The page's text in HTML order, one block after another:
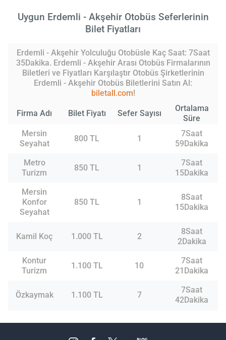
Uygun Erdemli - Akşehir Otobüs Seferlerinin
Bilet Fiyatları
Erdemli - Akşehir Yolculuğu Otobüsle Kaç Saat: 7Saat
35Dakika. Erdemli - Akşehir Arası Otobüs Firmalarının
Biletleri ve Fiyatları Karşılaştır Otobüs Şirketlerinin
Erdemli - Akşehir Otobüs Biletlerini Satın Al:
biletall.com!
Firma Adı Bilet Fiyatı Sefer Sayısı
Ortalama
Süre
Mersin
Seyahat
800 TL 1
7Saat
59Dakika
Metro
Turizm
850 TL 1
7Saat
15Dakika
Mersin
Konfor
Seyahat
850 TL 1
8Saat
15Dakika
Kamil Koç 1.000 TL 2
8Saat
2Dakika
Kontur
Turizm
1.100 TL 10
7Saat
21Dakika
Özkaymak 1.100 TL 7
7Saat
42Dakika